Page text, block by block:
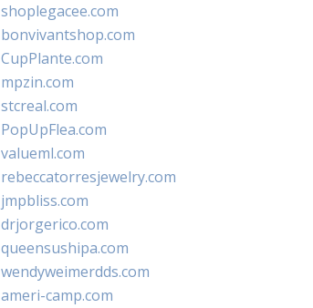
shoplegacee.com
bonvivantshop.com
CupPlante.com
mpzin.com
stcreal.com
PopUpFlea.com
valueml.com
rebeccatorresjewelry.com
jmpbliss.com
drjorgerico.com
queensushipa.com
wendyweimerdds.com
ameri-camp.com